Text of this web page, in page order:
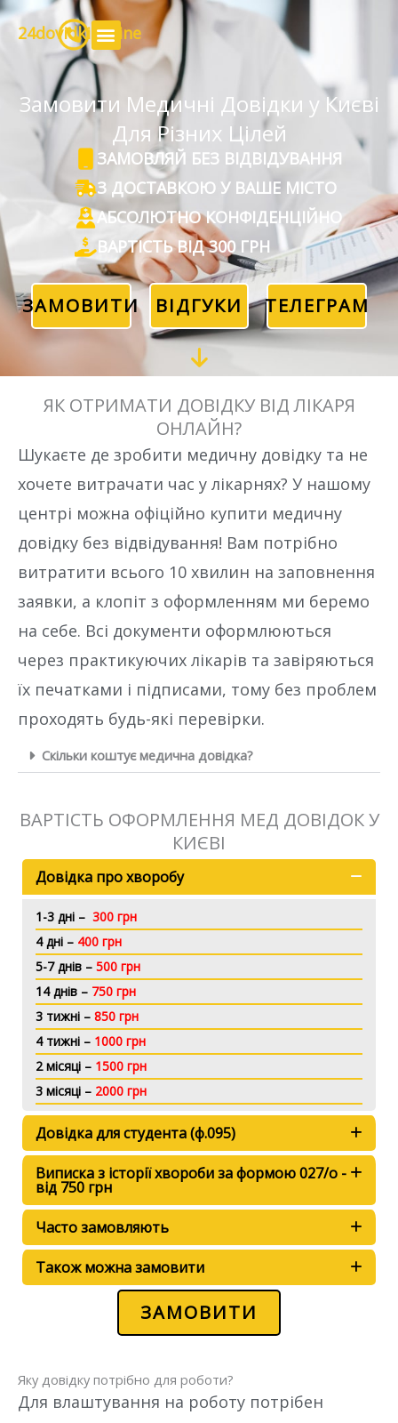
24dovidki.online
Замовити Медичні Довідки у Києві
Для Різних Цілей
ЗАМОВЛЯЙ БЕЗ ВІДВІДУВАННЯ
З ДОСТАВКОЮ У ВАШЕ МІСТО
АБСОЛЮТНО КОНФІДЕНЦІЙНО
ВАРТІСТЬ ВІД 300 ГРН
ЗАМОВИТИ ВІДГУКИ ТЕЛЕГРАМ
ЯК ОТРИМАТИ ДОВІДКУ ВІД ЛІКАРЯ
ОНЛАЙН?
Шукаєте де зробити медичну довідку та не
хочете витрачати час у лікарнях? У нашому
центрі можна офіційно купити медичну
довідку без відвідування! Вам потрібно
витратити всього 10 хвилин на заповнення
заявки, а клопіт з оформленням ми беремо
на себе. Всі документи оформлюються
через практикуючих лікарів та завіряються
їх печатками і підписами, тому без проблем
проходять будь-які перевірки.
Скільки коштує медична довідка?
ВАРТІСТЬ ОФОРМЛЕННЯ МЕД ДОВІДОК У
КИЄВІ
Довідка про хворобу
1-3 дні – 300 грн
4 дні – 400 грн
5-7 днів – 500 грн
14 днів – 750 грн
3 тижні – 850 грн
4 тижні – 1000 грн
2 місяці – 1500 грн
3 місяці – 2000 грн
Довідка для студента (ф.095)
Виписка з історії хвороби за формою 027/о -
від 750 грн
Часто замовляють
Також можна замовити
ЗАМОВИТИ
Яку довідку потрібно для роботи?
Для влаштування на роботу потрібен